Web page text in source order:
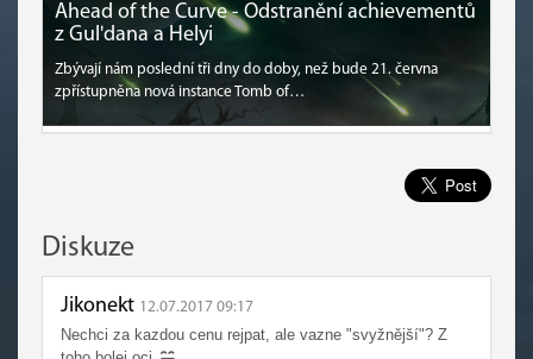
Ahead of the Curve - Odstranění achievementů
z Gul'dana a Helyi
Zbývají nám poslední tři dny do doby, než bude 21. června
zpřístupněna nová instance Tomb of…
Diskuze
Jikonekt 12.07.2017 09:17
Nechci za kazdou cenu rejpat, ale vazne "svyžnější"? Z